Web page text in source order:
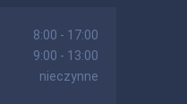
8:00 - 17:00
9:00 - 13:00
nieczynne